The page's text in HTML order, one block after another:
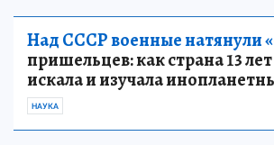
Над СССР военные натянули
пришельцев: как страна 13
искала и изучала
НАУКА